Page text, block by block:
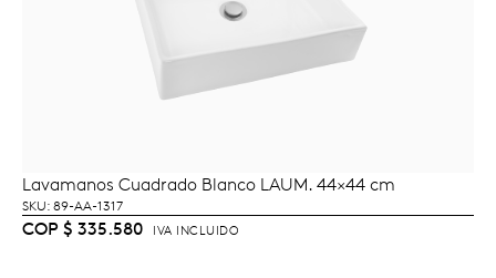
AÑADIR AL CARRITO
Lavamanos Cuadrado Blanco LAUM. 44×44 cm
SKU: 89-AA-1317
COP $ 335.580 IVA INCLUIDO